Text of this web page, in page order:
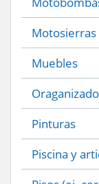
Motosierras
Muebles
Pinturas
Piscina y